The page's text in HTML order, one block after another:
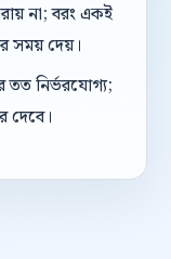
না; বরং একই
সময় দেয়।
নির্ভরযোগ্য;
দেবে।